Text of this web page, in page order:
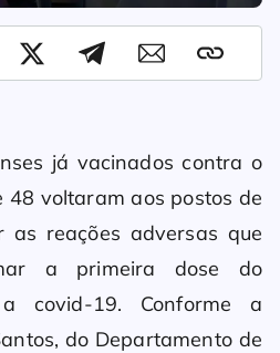
já vacinados contra o
48 voltaram aos postos de
as reações adversas que
a primeira dose do
covid-19. Conforme a
do Departamento de